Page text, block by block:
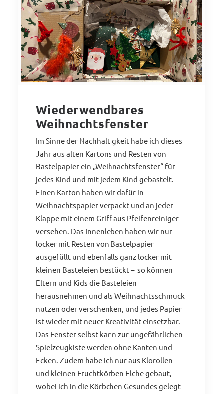
Wiederwendbares
Weihnachtsfenster
Im Sinne der Nachhaltigkeit habe ich dieses
Jahr aus alten Kartons und Resten von
Bastelpapier ein „Weihnachtsfenster“ für
jedes Kind und mit jedem Kind gebastelt.
Einen Karton haben wir dafür in
Weihnachtspapier verpackt und an jeder
Klappe mit einem Griff aus Pfeifenreiniger
versehen. Das Innenleben haben wir nur
locker mit Resten von Bastelpapier
ausgefüllt und ebenfalls ganz locker mit
kleinen Basteleien bestückt – so können
Eltern und Kids die Basteleien
herausnehmen und als Weihnachtsschmuck
nutzen oder verschenken, und jedes Papier
ist wieder mit neuer Kreativität einsetzbar.
Das Fenster selbst kann zur ungefährlichen
Spielzeugkiste werden ohne Kanten und
Ecken. Zudem habe ich nur aus Klorollen
und kleinen Fruchtkörben Elche gebaut,
wobei ich in die Körbchen Gesundes gelegt